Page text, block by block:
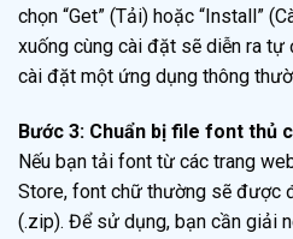
chọn “Get” (Tải) hoặc “Install”
xuống cùng cài đặt sẽ diễn ra
cài đặt một ứng dụng thông
Bước 3: Chuẩn bị file font thủ
Nếu bạn tải font từ các trang
Store, font chữ thường sẽ được
(.zip). Để sử dụng, bạn cần giải